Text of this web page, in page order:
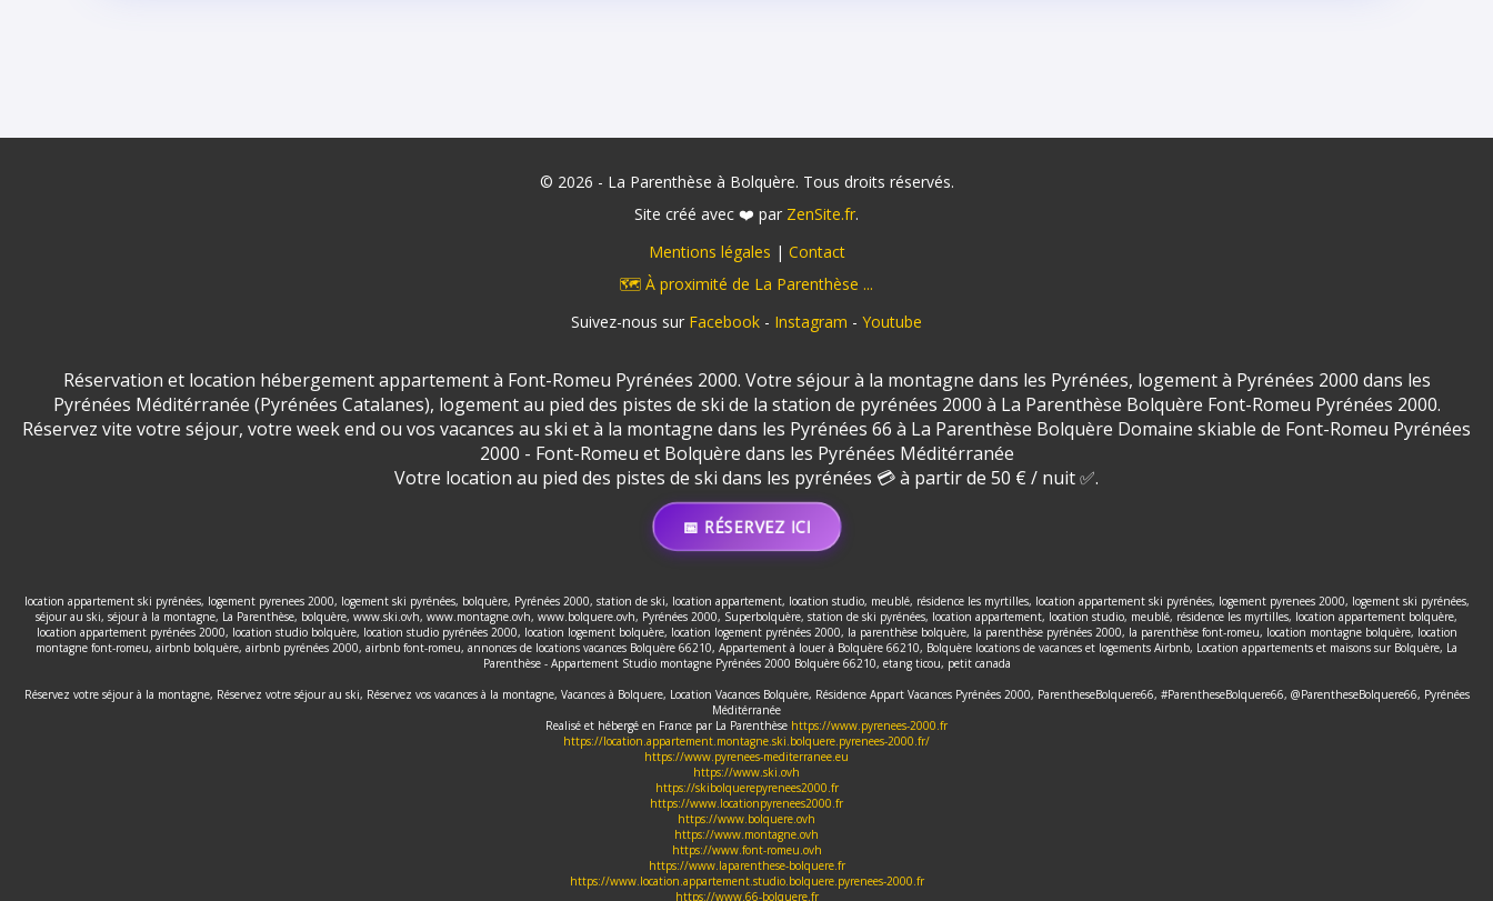
© 2026 - La Parenthèse à Bolquère. Tous droits réservés.
Site créé avec ❤️ par ZenSite.fr.
Mentions légales | Contact
🗺️ À proximité de La Parenthèse ...
Suivez-nous sur Facebook - Instagram - Youtube
Réservation et location hébergement appartement à Font-Romeu Pyrénées 2000. Votre séjour à la montagne dans les Pyrénées, logement à Pyrénées 2000 dans les
Pyrénées Méditérranée (Pyrénées Catalanes), logement au pied des pistes de ski de la station de pyrénées 2000 à La Parenthèse Bolquère Font-Romeu Pyrénées 2000.
Réservez vite votre séjour, votre week end ou vos vacances au ski et à la montagne dans les Pyrénées 66 à La Parenthèse Bolquère Domaine skiable de Font-Romeu Pyrénées
2000 - Font-Romeu et Bolquère dans les Pyrénées Méditérranée
Votre location au pied des pistes de ski dans les pyrénées 💳 à partir de 50 € / nuit ✅.
📅 RÉSERVEZ ICI
location appartement ski pyrénées, logement pyrenees 2000, logement ski pyrénées, bolquère, Pyrénées 2000, station de ski, location appartement, location studio, meublé, résidence les myrtilles, location appartement ski pyrénées, logement pyrenees 2000, logement ski pyrénées,
séjour au ski, séjour à la montagne, La Parenthèse, bolquère, www.ski.ovh, www.montagne.ovh, www.bolquere.ovh, Pyrénées 2000, Superbolquère, station de ski pyrénées, location appartement, location studio, meublé, résidence les myrtilles, location appartement bolquère,
location appartement pyrénées 2000, location studio bolquère, location studio pyrénées 2000, location logement bolquère, location logement pyrénées 2000, la parenthèse bolquère, la parenthèse pyrénées 2000, la parenthèse font-romeu, location montagne bolquère, location
montagne font-romeu, airbnb bolquère, airbnb pyrénées 2000, airbnb font-romeu, annonces de locations vacances Bolquère 66210, Appartement à louer à Bolquère 66210, Bolquère locations de vacances et logements Airbnb, Location appartements et maisons sur Bolquère, La
Parenthèse - Appartement Studio montagne Pyrénées 2000 Bolquère 66210, etang ticou, petit canada
Réservez votre séjour à la montagne, Réservez votre séjour au ski, Réservez vos vacances à la montagne, Vacances à Bolquere, Location Vacances Bolquère, Résidence Appart Vacances Pyrénées 2000, ParentheseBolquere66, #ParentheseBolquere66, @ParentheseBolquere66, Pyrénées
Méditérranée
Realisé et hébergé en France par La Parenthèse https://www.pyrenees-2000.fr
https://location.appartement.montagne.ski.bolquere.pyrenees-2000.fr/
https://www.pyrenees-mediterranee.eu
https://www.ski.ovh
https://skibolquerepyrenees2000.fr
https://www.locationpyrenees2000.fr
https://www.bolquere.ovh
https://www.montagne.ovh
https://www.font-romeu.ovh
https://www.laparenthese-bolquere.fr
https://www.location.appartement.studio.bolquere.pyrenees-2000.fr
https://www.66-bolquere.fr